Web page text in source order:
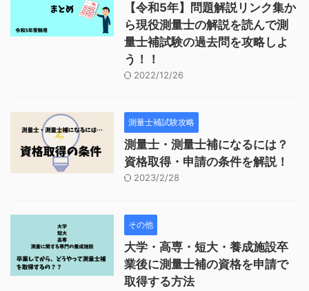
【令和5年】問題解説リンク集か
ら現役測量士の解説を読んで測
量士補試験の過去問を攻略しよ
う！！
2022/12/26
測量士補試験攻略
測量士・測量士補になるには？
資格取得・申請の条件を解説！
2023/2/28
その他
大学・高専・短大・養成施設卒
業後に測量士補の資格を申請で
取得する方法